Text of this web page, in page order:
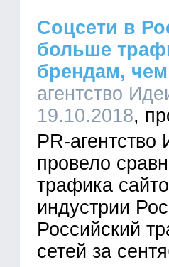
Соцсети в
больше
брендам,
агентство
19.10.2018
PR-
провело
трафика
индустрии
Российский
сетей за